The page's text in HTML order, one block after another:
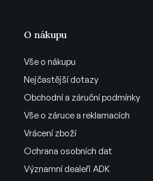
O nákupu
Vše o nákupu
Nejčastější dotazy
Obchodní a záruční podmínky
Vše o záruce a reklamacích
Vrácení zboží
Ochrana osobních dat
Významní dealeři ADK